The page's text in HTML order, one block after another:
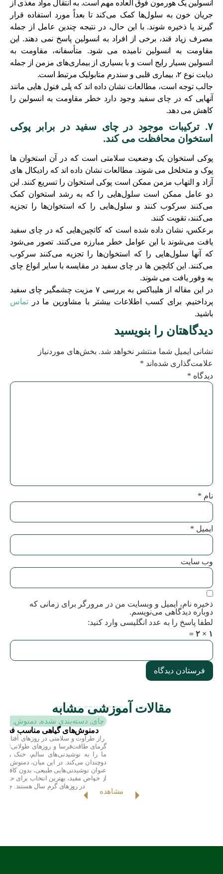
انسولین یک هورمون فوق العاده مهم است. به انتقال مواد مغذی از
جریان خون به سلول‌ها کمک می‌کند تا بعداً مورد استفاده قرار
گیرند یا ذخیره شوند. با این حال، در نتیجه چندین عامل از جمله
مصرف زیاد قند، برخی از افراد به انسولین پاسخ نمی دهند. این
مقاومت به انسولین نامیده می شود. متأسفانه، مقاومت به
انسولین بسیار رایج است و با بسیاری از بیماری‌های مزمن از جمله
دیابت نوع ۲، بیماری قلبی و سندرم متابولیک مرتبط است.
جالب توجه است، مطالعات نشان داده اند که پلی فنول هایی مانند
آنهایی که در چای سفید وجود دارد خطر مقاومت به انسولین را
کاهش می دهد.
۷. ترکیبات موجود در چای سفید در برابر پوکی
استخوان محافظت می کند.
پوکی استخوان یک وضعیت سلامتی است که در آن استخوان ها
پوک و متخلخل می شوند. مطالعات نشان داده اند که رادیکال های
آزاد و التهاب مزمن ممکن است پوکی استخوان را تسریع کنند. این
دو عامل ممکن است سلول‌هایی را که به رشد استخوان کمک
می‌کنند سرکوب کنند و سلول‌هایی را که استخوان‌ها را تجزیه
می‌کنند، تقویت کنند.
برعکس، نشان داده شده است که کاتچین‌هایی که در چای سفید
یافت می‌شوند با این عوامل خطر مبارزه می‌کنند. تصور می‌شود
که آنها سلول‌هایی را که استخوان‌ها را تجزیه می‌کنند سرکوب
می‌کنند. این کاتچین ها در چای سفید در مقایسه با سایر انواع چای
به وفور یافت می شوند.
در این مقاله از هلیباکس به بررسی ۷ مزیت چشمگیر چای سفید
پرداختیم. برای کسب اطلاعات بیشتر با مشاورین ما در
تماس
باشید.
دیدگاهتان را بنویسید
نشانی ایمیل شما منتشر نخواهد شد. بخش‌های موردنیاز
علامت‌گذاری شده‌اند *
دیدگاه *
نام *
ایمیل *
وب‌ سایت
ذخیره نام، ایمیل و وبسایت من در مرورگر برای زمانی که
دوباره دیدگاهی می‌نویسم.
لطفا پاسخ را به عدد انگلیسی وارد کنید:
۱ × ۲ =
SIMILAR EDUCATIONAL ARTICLES
مقالات آموزشی مشابه
چای, دسته‌بندی نشده, دمنوش,
دمنوش‌های گیاهی مناسب
راز طراوت و سلامتی در روزهای آفتابی
گرمای طاقت‌فرسا و روزهای طولانی‌اش،
ما را به نوشیدنی‌های سالم، خنک و
دوچندان می‌کند. در این میان،
عنوان نوشیدنی‌هایی طبیعی، بدون
از خواص مفید، بهترین انتخاب برای
سلامتی در روزهای گرم سال هستند.
مشاهده